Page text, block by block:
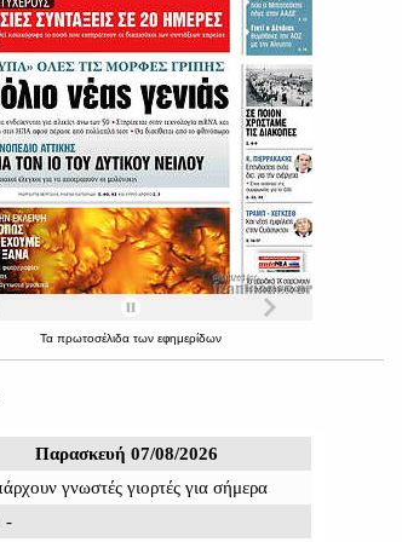
Τα πρωτοσέλιδα των εφημερίδων